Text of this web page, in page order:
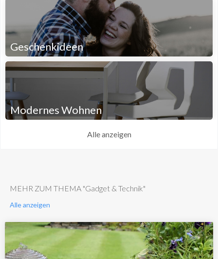
Geschenkideen
Modernes Wohnen
Alle anzeigen
MEHR ZUM THEMA "Gadget & Technik"
Alle anzeigen